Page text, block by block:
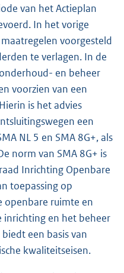
van het Actieplan
In het vorige
voorgesteld
te verlagen. In de
en beheer
voorzien van een
is het advies
een
NL 5 en SMA 8G+, als
norm van SMA 8G+ is
Inrichting Openbare
toepassing op
openbare ruimte en
inrichting en het beheer
een basis van
kwaliteitseisen.